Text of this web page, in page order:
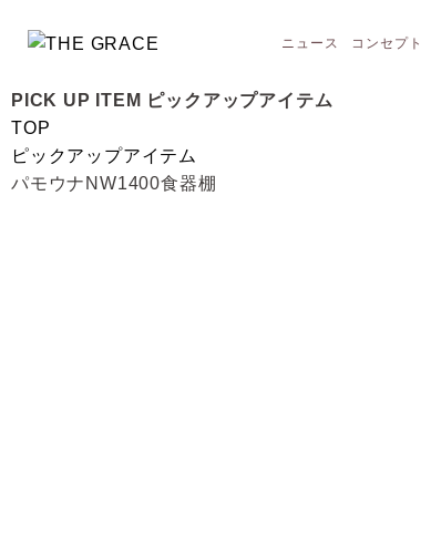
ニュース コンセプト
PICK UP ITEM ピックアップアイテム
TOP
ピックアップアイテム
パモウナNW1400食器棚